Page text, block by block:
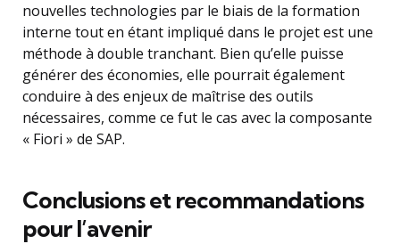
nouvelles technologies par le biais de la formation
interne tout en étant impliqué dans le projet est une
méthode à double tranchant. Bien qu’elle puisse
générer des économies, elle pourrait également
conduire à des enjeux de maîtrise des outils
nécessaires, comme ce fut le cas avec la composante
« Fiori » de SAP.
Conclusions et recommandations
pour l’avenir